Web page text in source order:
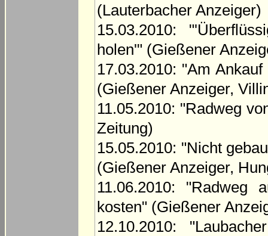
(Lauterbacher Anzeiger)
15.03.2010:
holen'" (Gießener
17.03.2010: "Am
(Gießener Anzeiger,
11.05.2010: "Radweg
Zeitung)
15.05.2010: "Nicht
(Gießener Anzeiger,
11.06.2010: "Radweg
kosten" (Gießener
12.10.2010: